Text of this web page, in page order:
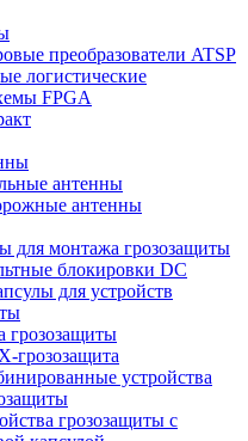
преобразователи ATSP
логистические
FPGA
антенны
антенны
для монтажа грозозащиты
блокировки DC
для устройств
грозозащиты
грозозащита
устройства
грозозащиты с